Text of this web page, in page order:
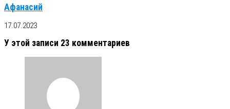
Афанасий
17.07.2023
У этой записи 23 комментариев